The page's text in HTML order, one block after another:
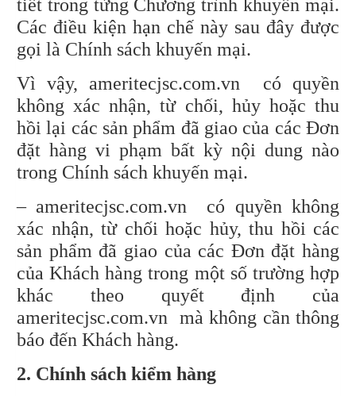
tiết trong từng Chương trình khuyến mại.
Các điều kiện hạn chế này sau đây được
gọi là Chính sách khuyến mại.
Vì vậy, ameritecjsc.com.vn có quyền
không xác nhận, từ chối, hủy hoặc thu
hồi lại các sản phẩm đã giao của các Đơn
đặt hàng vi phạm bất kỳ nội dung nào
trong Chính sách khuyến mại.
– ameritecjsc.com.vn có quyền không
xác nhận, từ chối hoặc hủy, thu hồi các
sản phẩm đã giao của các Đơn đặt hàng
của Khách hàng trong một số trường hợp
khác theo quyết định của
ameritecjsc.com.vn mà không cần thông
báo đến Khách hàng.
2. Chính sách kiểm hàng